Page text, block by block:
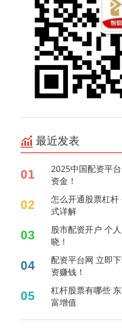
最近发表
01
2025中国配资平
资金！
02
怎么开通股票杠
式详解
03
股市配资开户 个
晓！
04
配资平台网 立即
资赚钱！
05
杠杆股票有哪些
富增值